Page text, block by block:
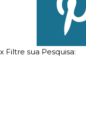
x Filtre sua Pesquisa: